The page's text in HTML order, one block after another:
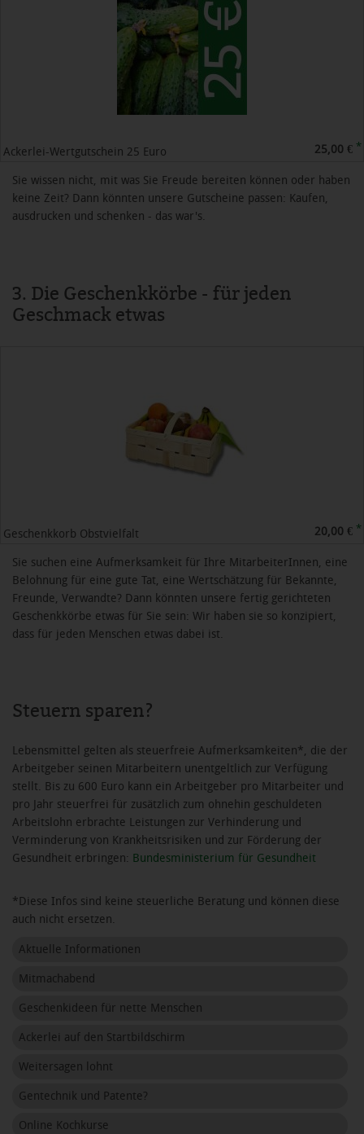
Ackerlei-Wertgutschein 25 Euro 25,00 € *
Sie wissen nicht, mit was Sie Freude bereiten können oder haben
keine Zeit? Dann könnten unsere Gutscheine passen: Kaufen,
ausdrucken und schenken - das war's.
3. Die Geschenkkörbe - für jeden
Geschmack etwas
Geschenkkorb Obstvielfalt 20,00 € *
Sie suchen eine Aufmerksamkeit für Ihre MitarbeiterInnen, eine
Belohnung für eine gute Tat, eine Wertschätzung für Bekannte,
Freunde, Verwandte? Dann könnten unsere fertig gerichteten
Geschenkkörbe etwas für Sie sein: Wir haben sie so konzipiert,
dass für jeden Menschen etwas dabei ist.
Steuern sparen?
Lebensmittel gelten als steuerfreie Aufmerksamkeiten*, die der
Arbeitgeber seinen Mitarbeitern unentgeltlich zur Verfügung
stellt. Bis zu 600 Euro kann ein Arbeitgeber pro Mitarbeiter und
pro Jahr steuerfrei für zusätzlich zum ohnehin geschuldeten
Arbeitslohn erbrachte Leistungen zur Verhinderung und
Verminderung von Krankheitsrisiken und zur Förderung der
Gesundheit erbringen: Bundesministerium für Gesundheit
*Diese Infos sind keine steuerliche Beratung und können diese
auch nicht ersetzen.
Aktuelle Informationen
Mitmachabend
Geschenkideen für nette Menschen
Ackerlei auf den Startbildschirm
Weitersagen lohnt
Gentechnik und Patente?
Online Kochkurse